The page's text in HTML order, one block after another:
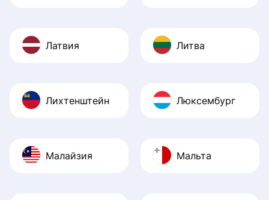
Латвия Литва
Лихтенштейн Люксембург
Малайзия Мальта